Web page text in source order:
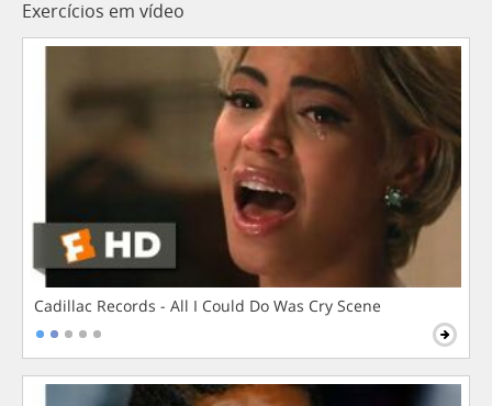
Exercícios em vídeo
Cadillac Records - All I Could Do Was Cry Scene